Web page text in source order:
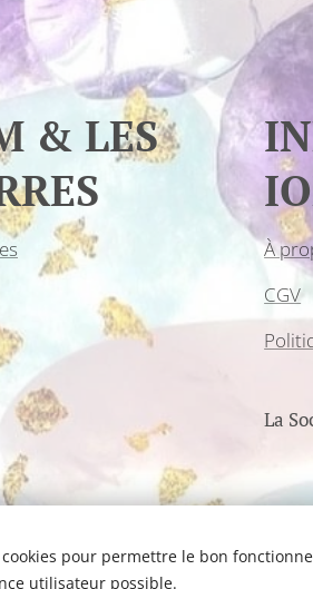
& LES
À
CGV
La
pour permettre le bon
utilisateur possible.